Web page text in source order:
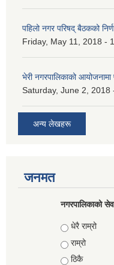
पहिलो नगर परिषद् बैठकको
Friday, May 11, 2018 -
भेरी नगरपालिकाको
Saturday, June 2, 2018
अन्य लेखहरू
जनमत
नगरपालिकाको
Choices
धेरै राम्रो
राम्रो
ठिकै